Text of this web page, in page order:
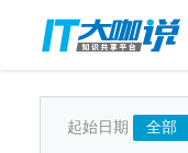
起始日期 全部